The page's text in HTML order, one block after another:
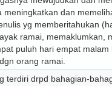
meningkatkan dan
yg memberitahukan
ramai,
puluh hari empat
orang ramai.
terdiri drpd bahagian-